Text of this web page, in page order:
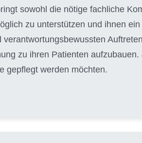
sowohl die nötige fachliche
zu unterstützen und ihnen
zu ihren Patienten
gepflegt werden möchten.